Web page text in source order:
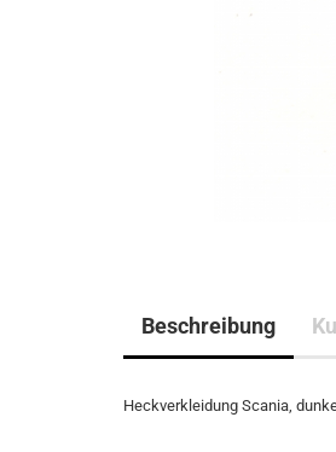
Beschreibung
Heckverkleidung Scania,